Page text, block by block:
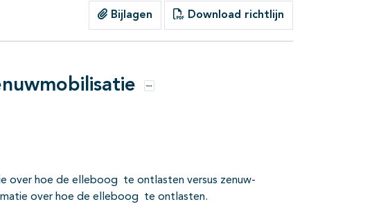
Bijlagen Download richtlijn
Opties
over hoe de elleboog te ontlasten versus zenuw-
over hoe de elleboog te ontlasten.